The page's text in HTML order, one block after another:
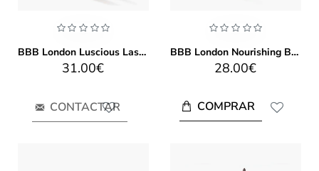
BBB London Luscious Lash Oil 7.5ml
31.00€
CONTACTAR
BBB London Nourishing Brow Oil 11ml
28.00€
COMPRAR